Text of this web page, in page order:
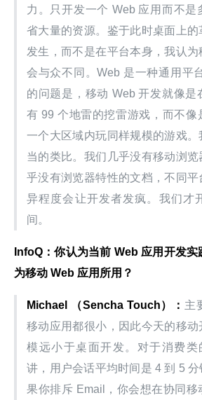
力。只开发一个 Web 应用而不是
省大量的资源。鉴于此时桌面上的
发生，而不是在平台本身，我认
会与众不同。Web 是一种通用平
的问题是，移动 Web 开发就像是
有 99 个地雷的挖雷游戏，而不像
一个大区域内玩同样规模的游戏
当的类比。我们几乎没有移动浏
乎没有浏览器特性的文档，不同
异程度会让开发者发疯。我们才
间。
InfoQ：你认为当前 Web 应用开发
为移动 Web 应用所用？
Michael （Sencha Touch）： 主
移动应用都很小，因此今天的移
模远小于桌面开发。对于消费类
讲，用户会话平均时间是 4 到 5
果你排斥 Email，你会想在协同移